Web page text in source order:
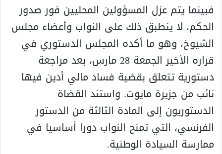
فبينما يتم عزل المسؤولين المحليين فور صدور
الحكم، لا ينطبق ذلك على النواب وأعضاء مجلس
الشيوخ، وهو ما أكده المجلس الدستوري في
قراره الأخير الجمعة 28 مارس، بعد مراجعة
دستورية تتعلق بقضية فساد مالي أدين فيها
نائب من جزيرة مايوت. واستند القضاة
الدستوريون إلى المادة الثالثة من الدستور
الفرنسي، التي تمنح النواب دورا أساسيا في
ممارسة السيادة الوطنية.